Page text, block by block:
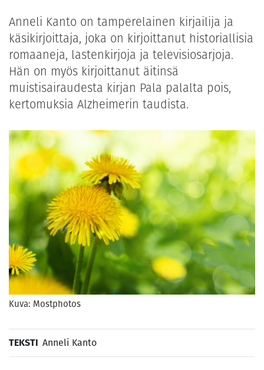
Anneli Kanto on tamperelainen kirjailija ja
käsikirjoittaja, joka on kirjoittanut historiallisia
romaaneja, lastenkirjoja ja televisiosarjoja.
Hän on myös kirjoittanut äitinsä
muistisairaudesta kirjan Pala palalta pois,
kertomuksia Alzheimerin taudista.
Kuva: Mostphotos
TEKSTI Anneli Kanto